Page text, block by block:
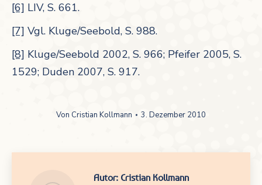
[6] LIV, S. 661.
[7] Vgl. Kluge/Seebold, S. 988.
[8] Kluge/Seebold 2002, S. 966; Pfeifer 2005, S.
1529; Duden 2007, S. 917.
Von Cristian Kollmann 3. Dezember 2010
Autor: Cristian Kollmann